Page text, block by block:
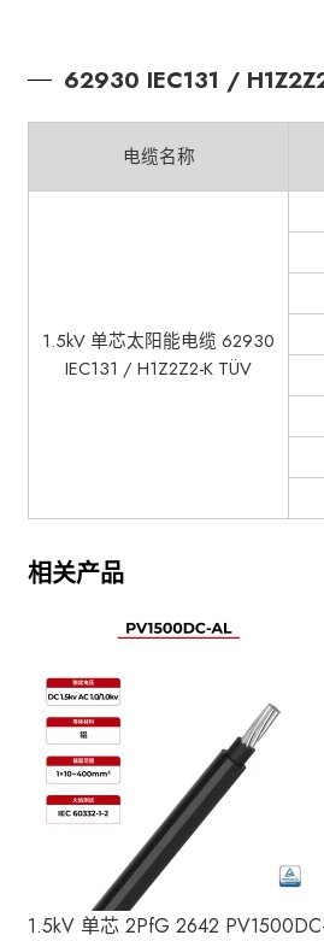
62930 IEC131 /
电缆名称
1.5kV 单芯太阳能电缆 62930
IEC131 / H1Z2Z2-K TÜV
相关产品
1.5kV 单芯 2PfG 2642